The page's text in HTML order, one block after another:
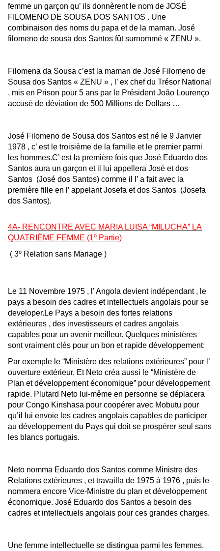
femme un garçon qu’ ils donnèrent le nom de JOSÉ
FILOMENO DE SOUSA DOS SANTOS . Une
combinaison des noms du papa et de la maman. José
filomeno de sousa dos Santos fût surnommé « ZENU ».
Filomena da Sousa c’est la maman de José Filomeno de
Sousa dos Santos « ZENU » , l’ ex chef du Trésor National
, mis en Prison pour 5 ans par le Président João Lourenço
accusé de déviation de 500 Millions de Dollars …
José Filomeno de Sousa dos Santos est né le 9 Janvier
1978 , c’ est le troisième de la famille et le premier parmi
les hommes.C’ est la première fois que José Eduardo dos
Santos aura un garçon et il lui appellera José et dos
Santos (José dos Santos) comme il l’ a fait avec la
première fille en l’ appelant Josefa et dos Santos (Josefa
dos Santos).
4A- RENCONTRE AVEC MARIA LUISA “MILUCHA” LA
QUATRIÈME FEMME (1º Partie)
( 3º Relation sans Mariage )
Le 11 Novembre 1975 , l’ Angola devient indépendant , le
pays a besoin des cadres et intellectuels angolais pour se
developer.Le Pays a besoin des fortes relations
extérieures , des investisseurs et cadres angolais
capables pour un avenir meilleur. Quelques ministères
sont vraiment clés pour un bon et rapide développement:
Par exemple le “Ministère des relations extérieures” pour l’
ouverture extérieur. Et Neto créa aussi le “Ministère de
Plan et développement économique” pour développement
rapide. Plutard Neto lui-même en personne se déplacera
pour Congo Kinshasa pour coopérer avec Mobutu pour
qu’il lui envoie les cadres angolais capables de participer
au développement du Pays qui doit se prospérer seul sans
les blancs portugais.
Neto nomma Eduardo dos Santos comme Ministre des
Relations extérieures , et travailla de 1975 à 1976 , puis le
nommera encore Vice-Ministre du plan et développement
économique. José Eduardo dos Santos a besoin des
cadres et intellectuels angolais pour ces grandes charges.
Une femme intellectuelle se distingua parmi les femmes.